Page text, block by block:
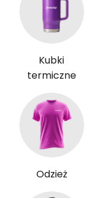
Kubki
termiczne
Odzież